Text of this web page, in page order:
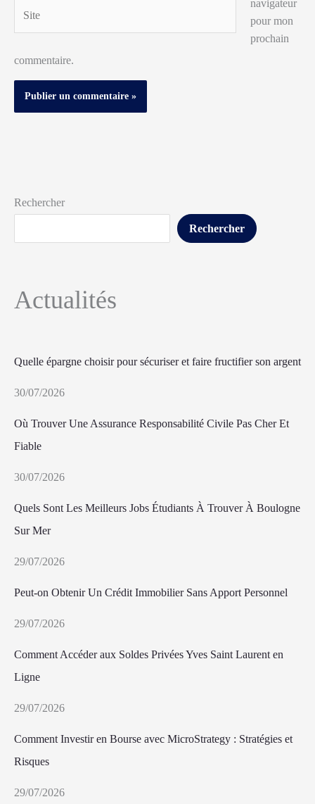
navigateur
pour mon
prochain
commentaire.
Rechercher
Rechercher
Actualités
Quelle épargne choisir pour sécuriser et faire fructifier son argent
30/07/2026
Où Trouver Une Assurance Responsabilité Civile Pas Cher Et
Fiable
30/07/2026
Quels Sont Les Meilleurs Jobs Étudiants À Trouver À Boulogne
Sur Mer
29/07/2026
Peut-on Obtenir Un Crédit Immobilier Sans Apport Personnel
29/07/2026
Comment Accéder aux Soldes Privées Yves Saint Laurent en
Ligne
29/07/2026
Comment Investir en Bourse avec MicroStrategy : Stratégies et
Risques
29/07/2026